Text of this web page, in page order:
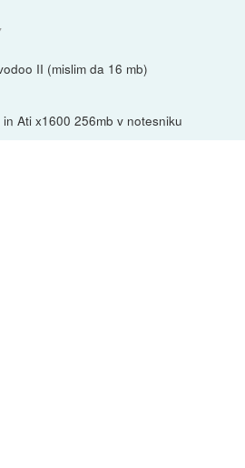
II (mislim da 16 mb)
Ati x1600 256mb v notesniku